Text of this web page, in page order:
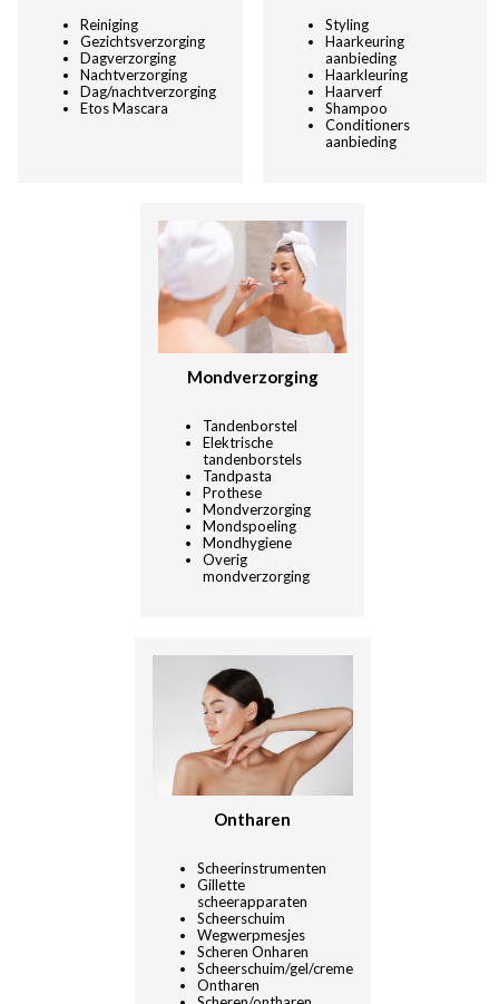
Reiniging
Gezichtsverzorging
Dagverzorging
Nachtverzorging
Dag/nachtverzorging
Etos Mascara
Styling
Haarkeuring
aanbieding
Haarkleuring
Haarverf
Shampoo
Conditioners
aanbieding
Mondverzorging
Tandenborstel
Elektrische
tandenborstels
Tandpasta
Prothese
Mondverzorging
Mondspoeling
Mondhygiene
Overig
mondverzorging
Ontharen
Scheerinstrumenten
Gillette
scheerapparaten
Scheerschuim
Wegwerpmesjes
Scheren Onharen
Scheerschuim/gel/creme
Ontharen